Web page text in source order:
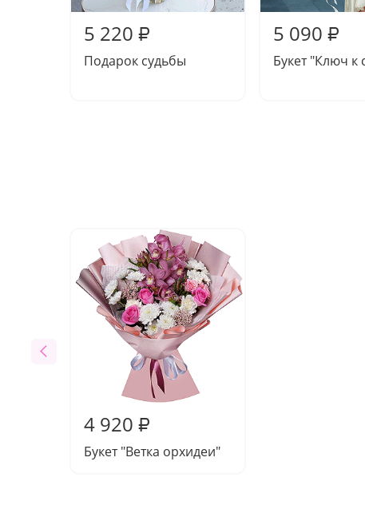
5 220 ₽
Подарок судьбы
5 090 ₽
Букет "Ключ к
4 920 ₽
Букет "Ветка орхидеи"